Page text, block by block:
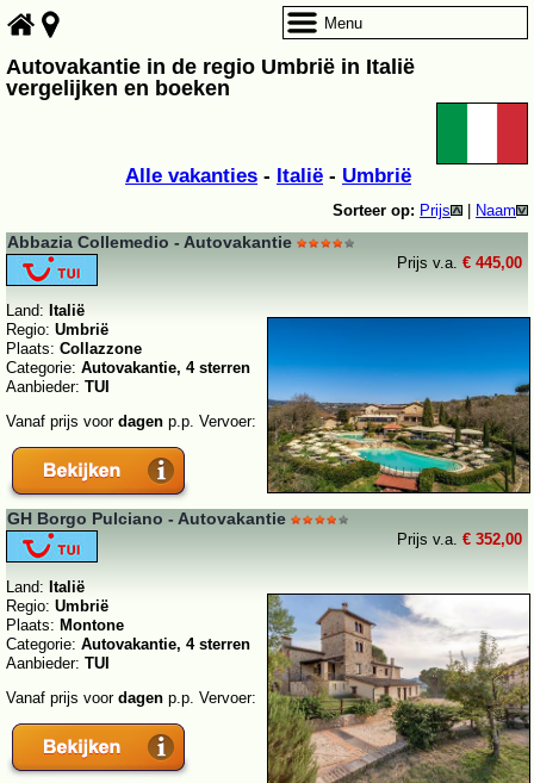
Autovakantie in de regio Umbrië in Italië
vergelijken en boeken
Alle vakanties - Italië - Umbrië
Sorteer op: Prijs Naam
Abbazia Collemedio - Autovakantie
Prijs v.a. € 445,00
Land: Italië
Regio: Umbrië
Plaats: Collazzone
Categorie: Autovakantie, 4 sterren
Aanbieder: TUI
Vanaf prijs voor dagen p.p. Vervoer:
GH Borgo Pulciano - Autovakantie
Prijs v.a. € 352,00
Land: Italië
Regio: Umbrië
Plaats: Montone
Categorie: Autovakantie, 4 sterren
Aanbieder: TUI
Vanaf prijs voor dagen p.p. Vervoer:
Menu